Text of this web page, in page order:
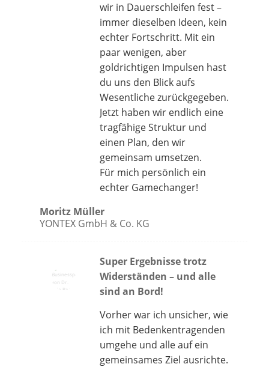
wir in Dauerschleifen fest –
immer dieselben Ideen, kein
echter Fortschritt. Mit ein
paar wenigen, aber
goldrichtigen Impulsen hast
du uns den Blick aufs
Wesentliche zurückgegeben.
Jetzt haben wir endlich eine
tragfähige Struktur und
einen Plan, den wir
gemeinsam umsetzen.
Für mich persönlich ein
echter Gamechanger!
Moritz Müller
YONTEX GmbH & Co. KG
Super Ergebnisse trotz
Widerständen – und alle
sind an Bord!
Vorher war ich unsicher, wie
ich mit Bedenkentragenden
umgehe und alle auf ein
gemeinsames Ziel ausrichte.